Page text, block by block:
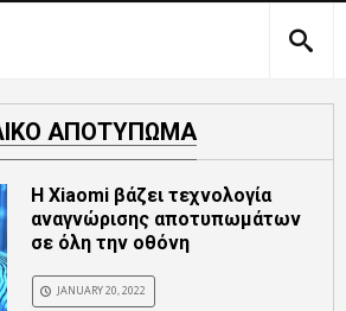
ΑΠΟΤΥΠΩΜΑ
H Xiaomi βάζει τεχνολογία
αναγνώρισης αποτυπωμάτων
σε όλη την οθόνη
JANUARY 20, 2022